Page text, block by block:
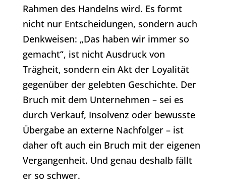
Rahmen des Handelns wird. Es formt
nicht nur Entscheidungen, sondern auch
Denkweisen: „Das haben wir immer so
gemacht“, ist nicht Ausdruck von
Trägheit, sondern ein Akt der Loyalität
gegenüber der gelebten Geschichte. Der
Bruch mit dem Unternehmen – sei es
durch Verkauf, Insolvenz oder bewusste
Übergabe an externe Nachfolger – ist
daher oft auch ein Bruch mit der eigenen
Vergangenheit. Und genau deshalb fällt
er so schwer.